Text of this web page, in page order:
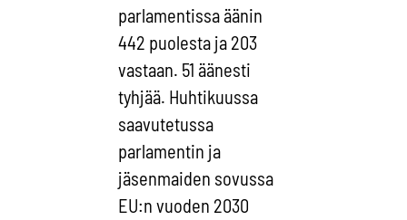
parlamentissa äänin
442 puolesta ja 203
vastaan. 51 äänesti
tyhjää. Huhtikuussa
saavutetussa
parlamentin ja
jäsenmaiden sovussa
EU:n vuoden 2030